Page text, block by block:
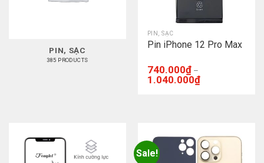
PIN, SẠC
385 PRODUCTS
PIN, SẠC
Pin iPhone 12 Pro Max
740.000₫–
1.040.000₫
Sale!